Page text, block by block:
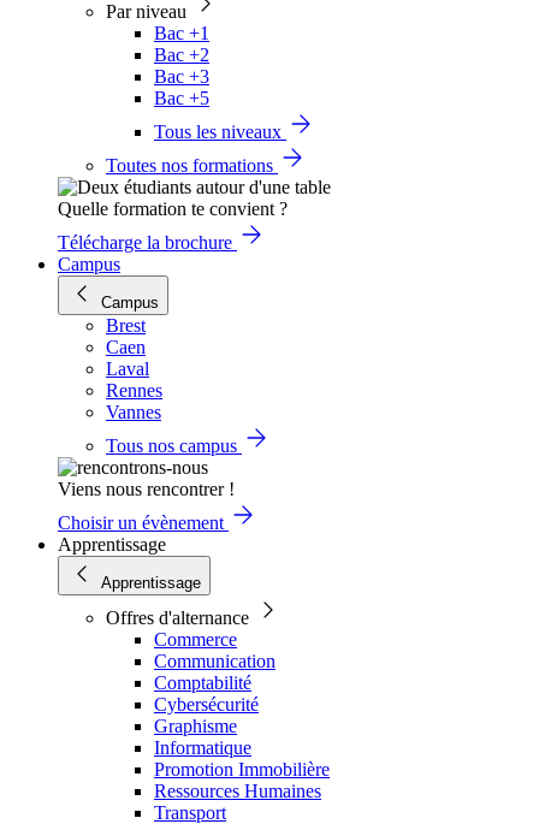
Par niveau
Bac +1
Bac +2
Bac +3
Bac +5
Tous les niveaux
Toutes nos formations
Quelle formation te convient ?
Télécharge la brochure
Campus
Campus
Brest
Caen
Laval
Rennes
Vannes
Tous nos campus
Viens nous rencontrer !
Choisir un évènement
Apprentissage
Apprentissage
Offres d'alternance
Commerce
Communication
Comptabilité
Cybersécurité
Graphisme
Informatique
Promotion Immobilière
Ressources Humaines
Transport